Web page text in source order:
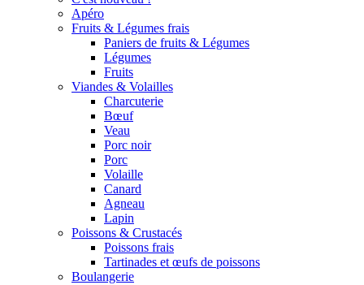
Apéro
Fruits & Légumes frais
Paniers de fruits & Légumes
Légumes
Fruits
Viandes & Volailles
Charcuterie
Bœuf
Veau
Porc noir
Porc
Volaille
Canard
Agneau
Lapin
Poissons & Crustacés
Poissons frais
Tartinades et œufs de poissons
Boulangerie